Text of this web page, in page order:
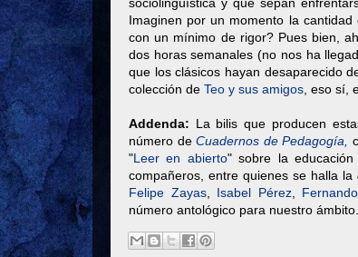
Imaginen por un momento la
con un mínimo de rigor? Pues bien,
dos horas semanales (no nos ha
que los clásicos hayan desaparecido
colección de Teo y sus amigos , eso sí,
Addenda: La bilis que producen
número deCuadernos de Pedagogía,
"Leer en abierto" sobre la
compañeros, entre quienes se halla la
Felipe Zayas, Isabel Pérez,
número antológico para nuestro ámbito.